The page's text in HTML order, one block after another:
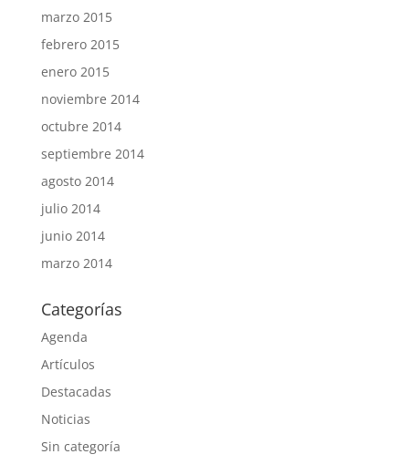
marzo 2015
febrero 2015
enero 2015
noviembre 2014
octubre 2014
septiembre 2014
agosto 2014
julio 2014
junio 2014
marzo 2014
Categorías
Agenda
Artículos
Destacadas
Noticias
Sin categoría